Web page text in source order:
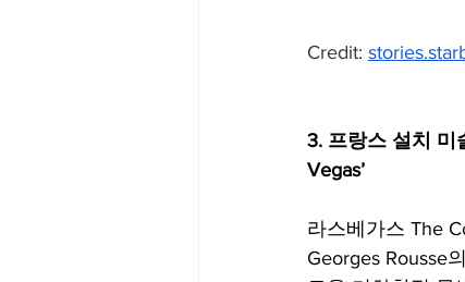
Credit:
3. 프랑스 설치 미
Vegas’
라스베가스 The
Georges Rousse